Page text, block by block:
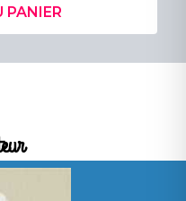
PANIER